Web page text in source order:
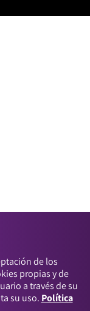
de los
propias y de
a través de su
su uso. Política